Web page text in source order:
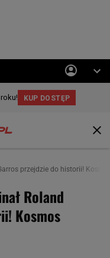
przejdzie do historii!
Roland
Kosmos